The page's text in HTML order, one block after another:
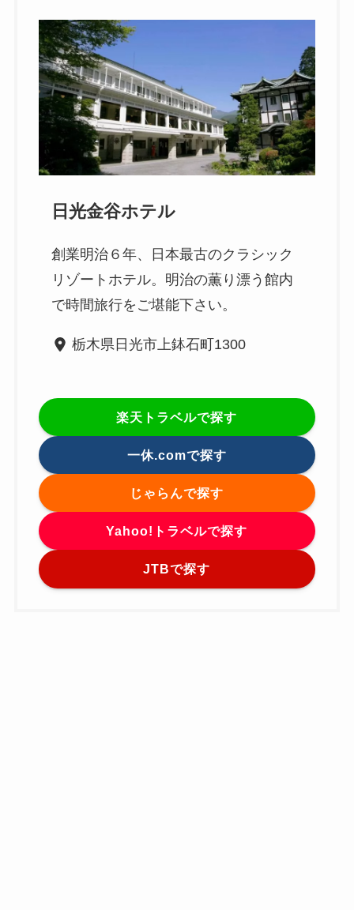
日光金谷ホテル
創業明治６年、日本最古のクラシック
リゾートホテル。明治の薫り漂う館内
で時間旅行をご堪能下さい。
栃木県日光市上鉢石町1300
楽天トラベルで探す
一休.comで探す
じゃらんで探す
Yahoo!トラベルで探す
JTBで探す